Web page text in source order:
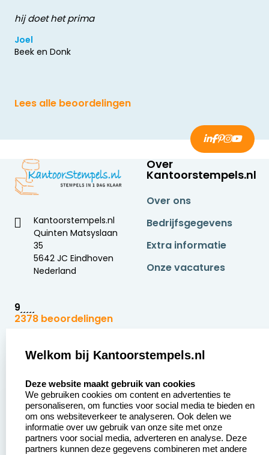
hij doet het prima
Joel
Beek en Donk
Lees alle beoordelingen
Kantoorstempels.nl
Quinten Matsyslaan
35
5642 JC Eindhoven
Nederland
9
2378 beoordelingen
Over
Kantoorstempels.nl
Over ons
Bedrijfsgegevens
Extra informatie
Onze vacatures
Zakelijk:
Aanvraag op maat
Betaling &
Verzending
Wederverkoper
worden
Klantenservice:
Contact opnemen
Veel gestelde vragen
Retourneren
Herroepingsrecht
Welkom bij Kantoorstempels.nl
Deze website maakt gebruik van cookies
We gebruiken cookies om content en advertenties te
personaliseren, om functies voor social media te bieden en
om ons websiteverkeer te analyseren. Ook delen we
informatie over uw gebruik van onze site met onze
partners voor social media, adverteren en analyse. Deze
partners kunnen deze gegevens combineren met andere